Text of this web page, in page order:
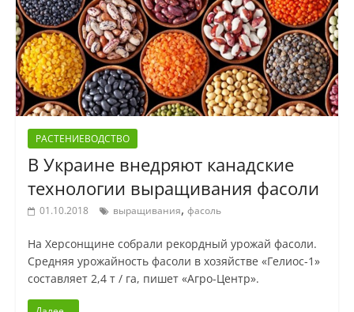
РАСТЕНИЕВОДСТВО
В Украине внедряют канадские
технологии выращивания фасоли
01.10.2018 выращивания, фасоль
На Херсонщине собрали рекордный урожай фасоли.
Средняя урожайность фасоли в хозяйстве «Гелиос-1»
составляет 2,4 т / га, пишет «Агро-Центр».